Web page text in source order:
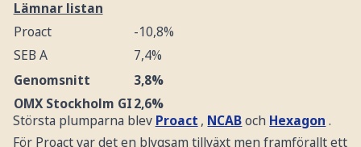
Lämnar listan
Proact
-10,8%
SEB A
7,4%
Genomsnitt
3,8%
OMX Stockholm GI2,6%
Källa:Infront
Största plumparna blev Proact , NCABoch Hexagon .
För Proact var det en blygsam tillväxt men framförallt ett